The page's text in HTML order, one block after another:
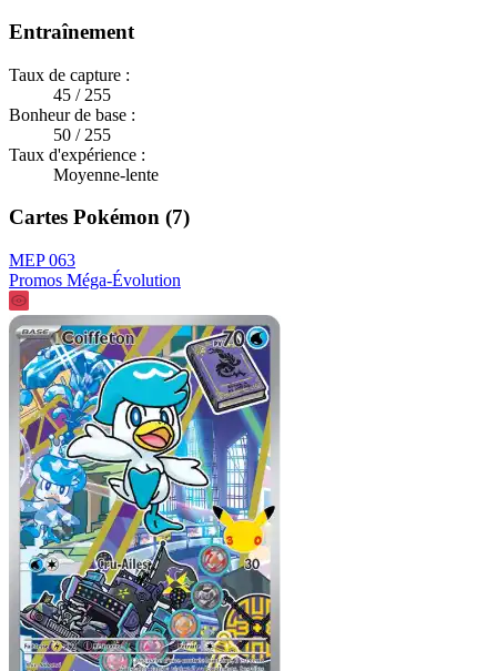
Entraînement
Taux de capture :
45 / 255
Bonheur de base :
50 / 255
Taux d'expérience :
Moyenne-lente
Cartes Pokémon (7)
MEP 063
Promos Méga-Évolution